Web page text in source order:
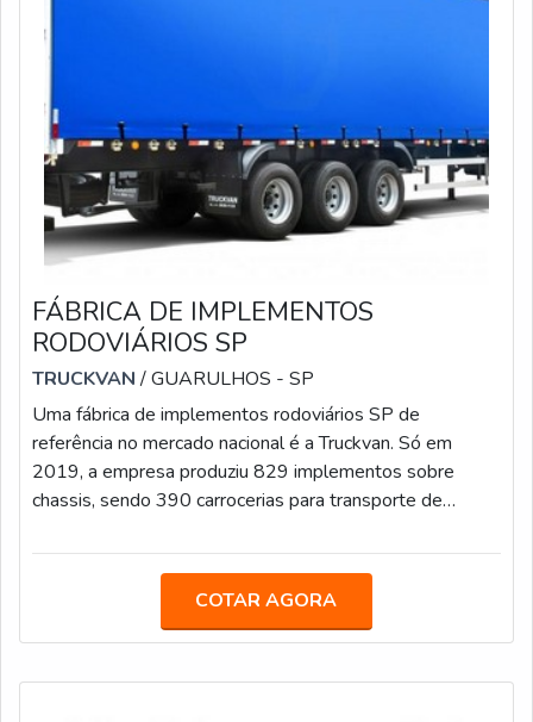
FÁBRICA DE IMPLEMENTOS
RODOVIÁRIOS SP
TRUCKVAN/ GUARULHOS - SP
Uma fábrica de implementos rodoviários SP de
referência no mercado nacional é a Truckvan. Só em
2019, a empresa produziu 829 implementos sobre
chassis, sendo 390 carrocerias para transporte de
nicho.Expert na criação de unidades móveis especiais, a
segmento de transportes pesados. Nesse contexto, a
companhia focou na necessidade do mercado por players
COTAR AGORA